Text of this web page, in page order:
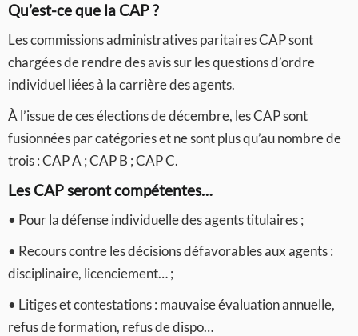
Qu’est-ce que la CAP ?
Les commissions administratives paritaires CAP sont
chargées de rendre des avis sur les questions d’ordre
individuel liées à la carrière des agents.
À l’issue de ces élections de décembre, les CAP sont
fusionnées par catégories et ne sont plus qu’au nombre de
trois : CAP A ; CAP B ; CAP C.
Les CAP seront compétentes…
• Pour la défense individuelle des agents titulaires ;
• Recours contre les décisions défavorables aux agents :
disciplinaire, licenciement… ;
• Litiges et contestations : mauvaise évaluation annuelle,
refus de formation, refus de dispo…